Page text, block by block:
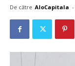
De către AloCapitala -